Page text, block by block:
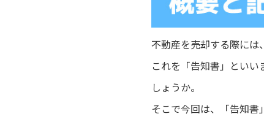
不動産を売却する際には
これを「告知書」とい
しょうか。
そこで今回は、「告知